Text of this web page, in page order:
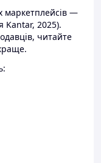
маркетплейсів —
Kantar, 2025).
читайте